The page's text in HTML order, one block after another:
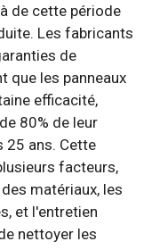
de cette période
Les fabricants
de
que les panneaux
efficacité,
80% de leur
25 ans. Cette
facteurs,
matériaux, les
et l'entretien
nettoyer les